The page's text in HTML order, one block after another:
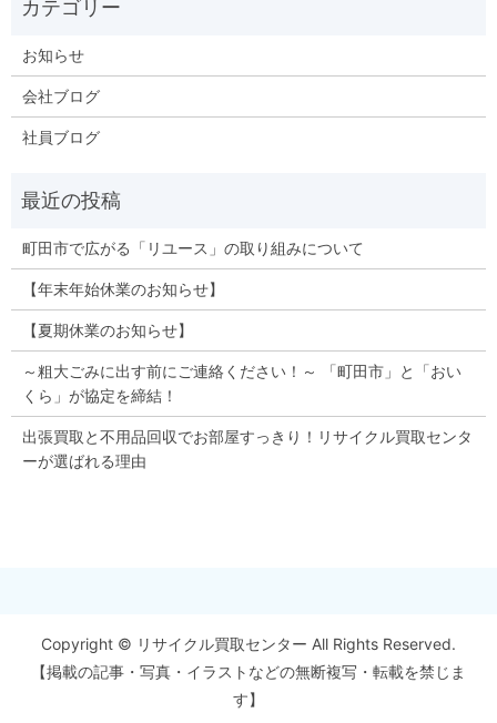
お知らせ
会社ブログ
社員ブログ
町田市で広がる「リユース」の取り組みについて
【年末年始休業のお知らせ】
【夏期休業のお知らせ】
～粗大ごみに出す前にご連絡ください！～ 「町田市」と「おい
くら」が協定を締結！
出張買取と不用品回収でお部屋すっきり！リサイクル買取センタ
ーが選ばれる理由
Copyright © リサイクル買取センター All Rights Reserved.
【掲載の記事・写真・イラストなどの無断複写・転載を禁じま
す】